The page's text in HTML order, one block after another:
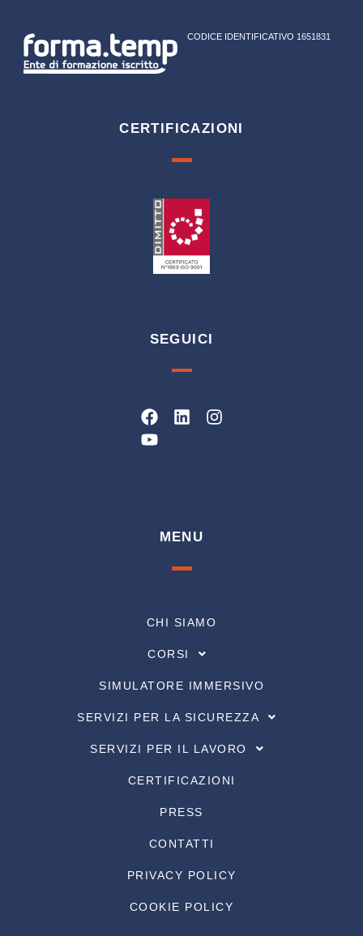
CODICE IDENTIFICATIVO 1651831
CERTIFICAZIONI
SEGUICI
Facebook
LinkedinInstagram
Youtube
MENU
CHI SIAMO
CORSI
SIMULATORE IMMERSIVO
SERVIZI PER LA SICUREZZA
SERVIZI PER IL LAVORO
CERTIFICAZIONI
PRESS
CONTATTI
PRIVACY POLICY
COOKIE POLICY